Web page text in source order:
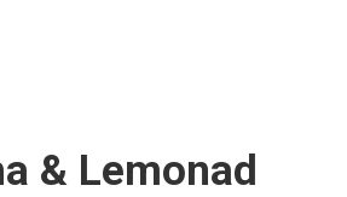
& Lemonad